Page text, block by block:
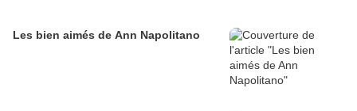
Les bien aimés de Ann Napolitano